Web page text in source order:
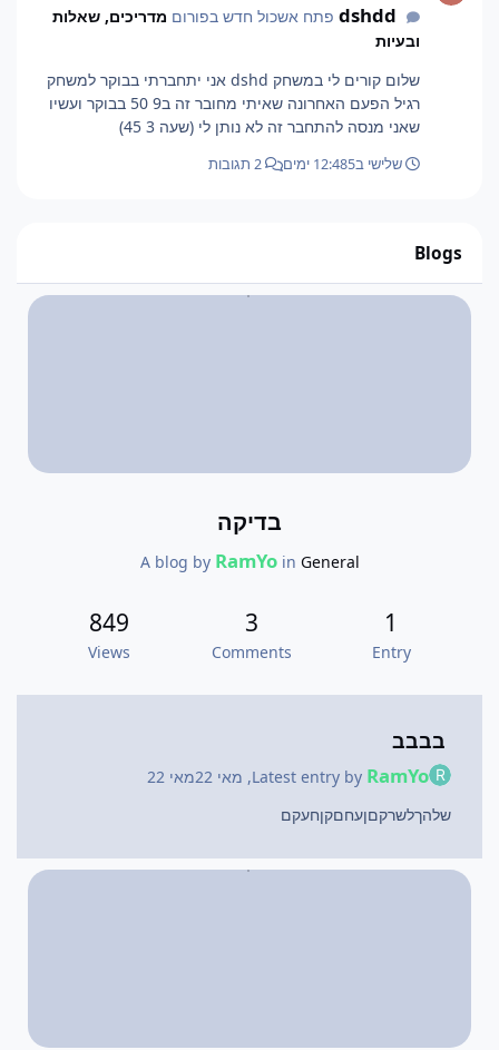
dshddפתח אשכול חדש בפורום מדריכים, שאלות
ובעיות
שלום קורים לי במשחק dshd אני יתחברתי בבוקר למשחק
רגיל הפעם האחרונה שאיתי מחובר זה ב9 50 בבוקר ועשיו
שאני מנסה להתחבר זה לא נותן לי (שעה 3 45)
שלישי ב12:485 ימים
Blogs
בדיקה
A blog by RamYoin General
1
Entry
3
Comments
849
Views
בבבב
Latest entry by RamYo
, מאי 22
מאי 22
שלהךלשרקםןעחםקןחעקם